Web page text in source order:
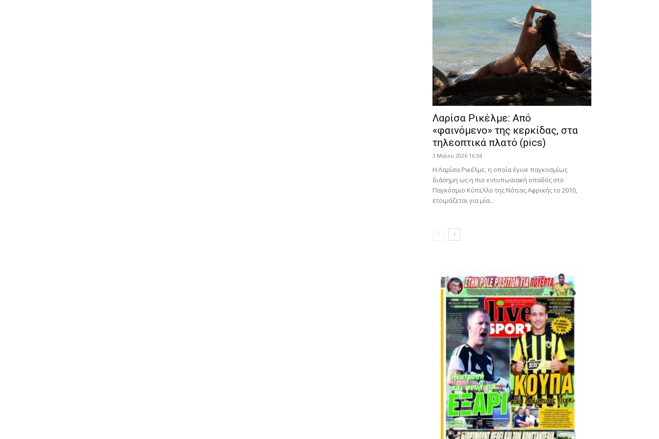
Λαρίσα Ρικέλμε: Από
«φαινόμενο» της κερκίδας, στα
τηλεοπτικά πλατό (pics)
3 Μαΐου 2026 16:34
Η Λαρίσα Ρικέλμε, η οποία έγινε παγκοσμίως
διάσημη ως η πιο εντυπωσιακή οπαδός στο
Παγκόσμιο Κύπελλο της Νότιας Αφρικής το 2010,
ετοιμάζεται για μία...